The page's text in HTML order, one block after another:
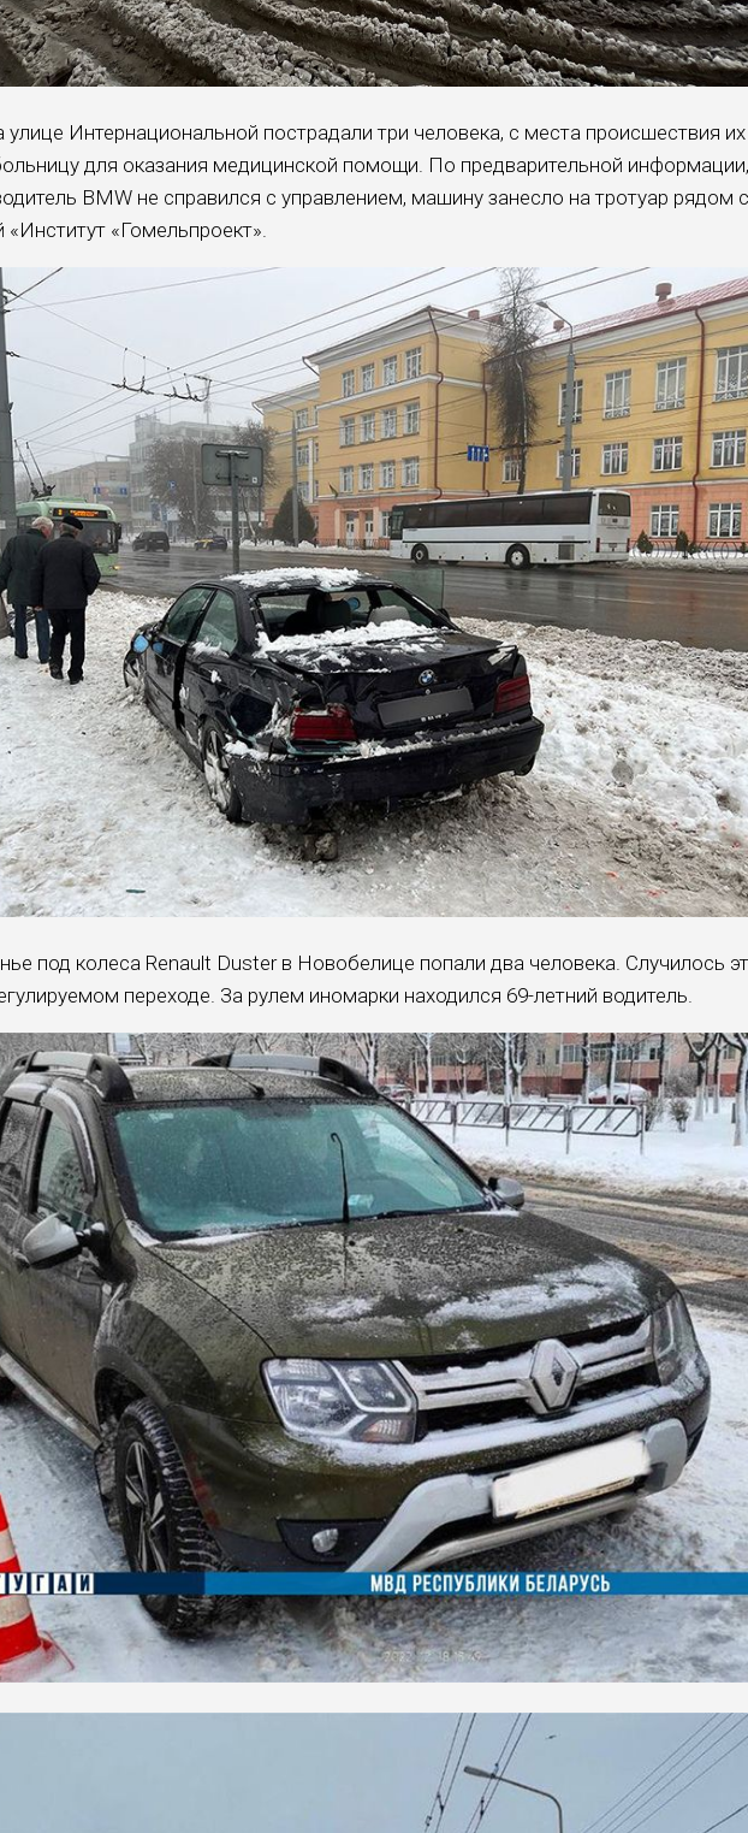
улице Интернациональной пострадали три человека, с места происшествия их
для оказания медицинской помощи. По предварительной информации,
BMW не справился с управлением, машину занесло на тротуар рядом с
«Институт «Гомельпроект».
под колеса Renault Duster в Новобелице попали два человека. Случилось
переходе. За рулем иномарки находился 69-летний водитель.